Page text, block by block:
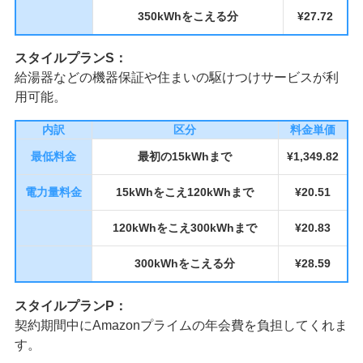
350kWhをこえる分 ¥27.72
スタイルプランS：
給湯器などの機器保証や住まいの駆けつけサービスが利
用可能。
内訳 区分 料金単価
最低料金 最初の15kWhまで ¥1,349.82
電力量料金 15kWhをこえ120kWhまで ¥20.51
120kWhをこえ300kWhまで ¥20.83
300kWhをこえる分 ¥28.59
スタイルプランP：
契約期間中にAmazonプライムの年会費を負担してくれま
す。